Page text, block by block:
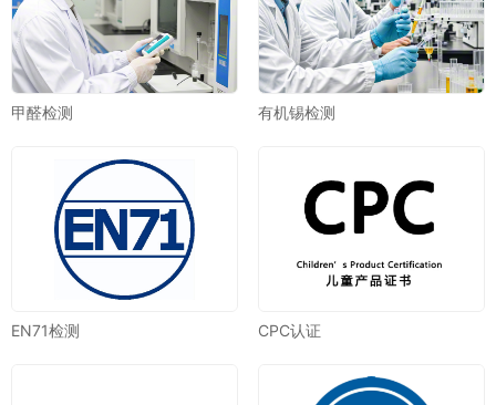
甲醛检测 有机锡检测
EN71检测 CPC认证